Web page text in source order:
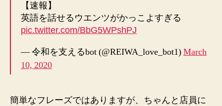
【速報】
英語を話せるウエンツがかっこよすぎる
pic.twitter.com/BbG5WPshPJ
— 令和を支えるbot (@REIWA_love_bot1)March
10, 2020
簡単なフレーズではありますが、ちゃんと店員に